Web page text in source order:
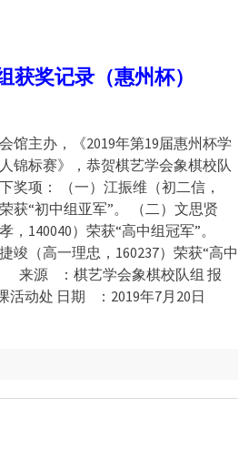
奖记录（惠州杯）
馆主办，《2019年第19届惠州杯学
锦标赛》，恭贺棋艺学会象棋校队
奖项： （一）江振维（初二信，
获“初中组亚军”。 （二）文思贤
，140040）荣获“高中组冠军”。
捷竣（高一理忠，160237）荣获“高中
来源 ：棋艺学会象棋校队组 报
活动处 日期 ：2019年7月20日